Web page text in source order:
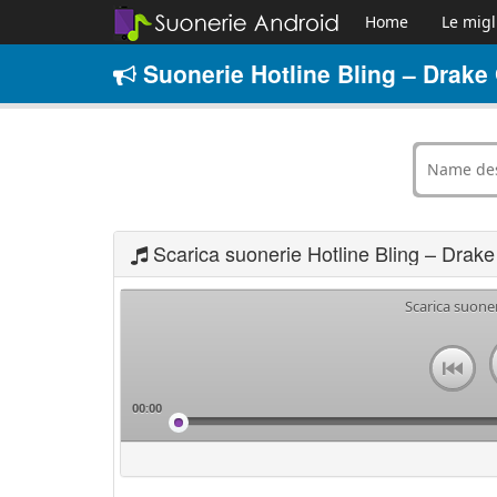
Home Le
Suonerie Hotline Bling – Drake
Scarica suonerie Hotline Bling – Drake
Scarica
00:00